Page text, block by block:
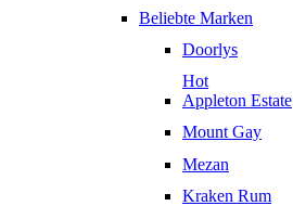
Beliebte Marken
Doorlys
Hot
Appleton Estate
Mount Gay
Mezan
Kraken Rum